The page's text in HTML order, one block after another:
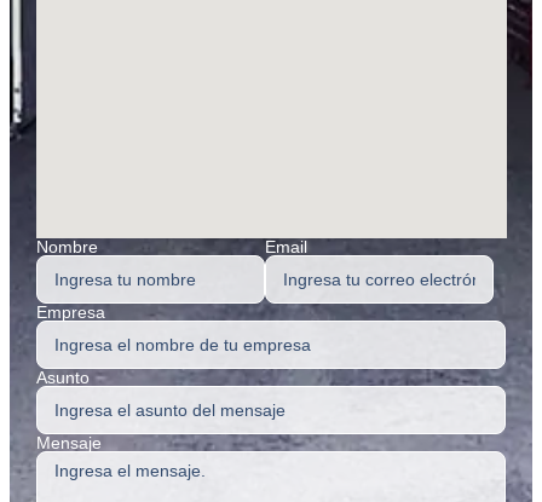
Nombre Email
Empresa
Asunto
Mensaje